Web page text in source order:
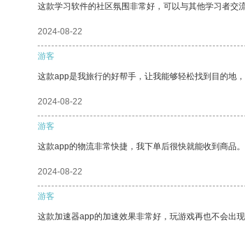
这款学习软件的社区氛围非常好，可以与其他学习者交
2024-08-22
游客
这款app是我旅行的好帮手，让我能够轻松找到目的地，
2024-08-22
游客
这款app的物流非常快捷，我下单后很快就能收到商品。
2024-08-22
游客
这款加速器app的加速效果非常好，玩游戏再也不会出